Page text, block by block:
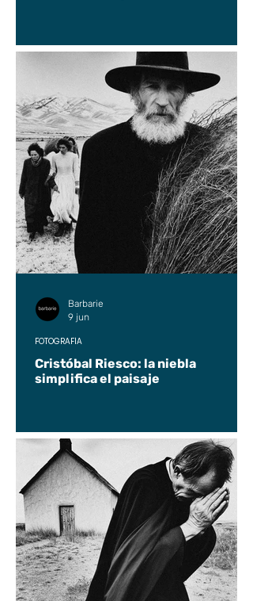
Cristóbal Riesco: la niebla
simplifica el paisaje
FOTOGRAFÍA
Barbarie
9 jun